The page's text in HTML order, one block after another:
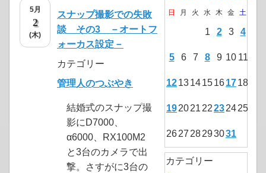
5月
2
(木)
スナップ撮影での失敗
談 その3 －オートフ
ォーカス設定－
カテゴリー
管理人のつぶやき
結婚式のスナップ撮
影にD7000、
α6000、RX100M2
と3台のカメラで出
撃。さすがに3台の
日 月 火 水 木 金 土
1 2 3 4
5 6 7 8 9 10 11
12131415161718
192021 22232425
2627 28293031
カテゴリー